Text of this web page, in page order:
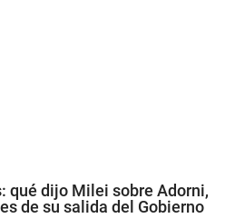
qué dijo Milei sobre Adorni,
de su salida del Gobierno